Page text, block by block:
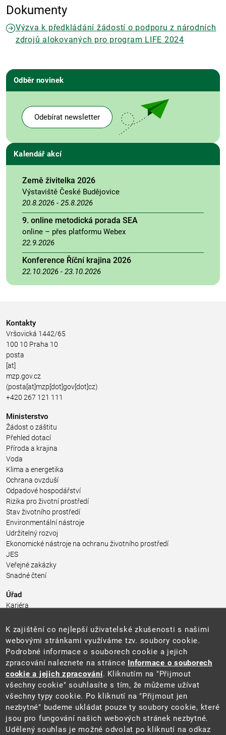
Dokumenty
Výzva k předkládání žádostí o podporu z národních
zdrojů alokovaných pro program LIFE 2024
Odběr novinek
Odebírat newsletter
Kalendář akcí
Země živitelka 2026
Výstaviště České Budějovice
20.8.2026 - 25.8.2026
9. online metodická porada SEA
online – přes platformu Webex
22.9.2026
Konference Říční krajina 2026
22.10.2026 - 23.10.2026
Kontakty
Vršovická 1442/65
100 10 Praha 10
posta
[at]
mzp.gov.cz
(posta[at]mzp[dot]gov[dot]cz)
+420 267 121 111
Ministerstvo
Žádost o záštitu
Přehled dotací
Příroda a krajina
Voda
Klima a energetika
Ochrana ovzduší
Odpadové hospodářství
Rizika pro životní prostředí
Stav životního prostředí
Environmentální nástroje
Udržitelný rozvoj
Ekonomické nástroje na ochranu životního prostředí
JES
Veřejné zakázky
Snadné čtení
Úřad
Kariéra
Pro média a veřejnost
Povinně zveřejňované informace
Kontakty
Přistupnost budovy úřadu MŽP
(PDF, 204 kB)
Web
Aktuality
Ochrana osobních údajů
Prohlášení o přístupnosti
Zásady používání cookies
Mapa webu
K zajištění co nejlepší uživatelské zkušenosti s našimi
webovými stránkami využíváme tzv. soubory cookie.
Podrobné informace o souborech cookie a jejich
zpracování naleznete na stránce Informace o souborech
cookie a jejich zpracování. Kliknutím na "Přijmout
všechny cookie" souhlasíte s tím, že můžeme užívat
všechny typy cookie. Po kliknutí na "Přijmout jen
nezbytné" budeme ukládat pouze ty soubory cookie, které
jsou pro fungování našich webových stránek nezbytné.
Udělený souhlas je možné odvolat po kliknutí na odkaz